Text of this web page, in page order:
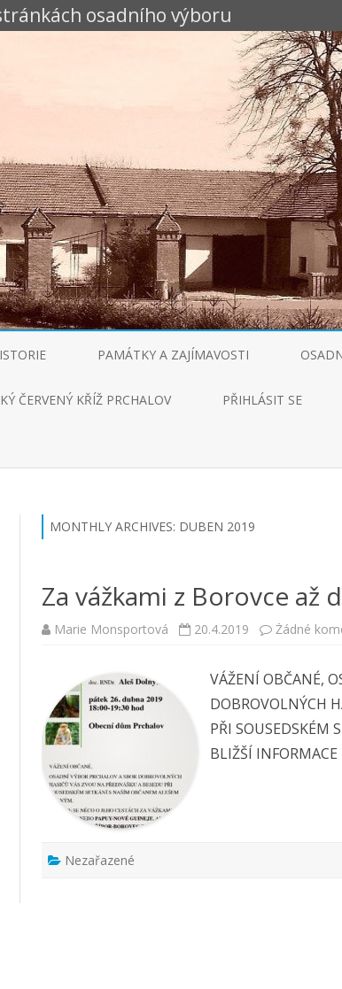
osadního výboru
to
PAMÁTKY A ZAJÍMAVOSTI
ČERVENÝ KŘÍŽ PRCHALOV PŘIHLÁSIT SE
MONTHLY ARCHIVES: DUBEN 2019
Za vážkami z Borovce až
Marie Monsportová 20.4.2019 Žádné
VÁŽENÍ OBČANÉ,
DOBROVOLNÝCH
PŘI SOUSEDSKÉM
BLIŽŠÍ
Nezařazené